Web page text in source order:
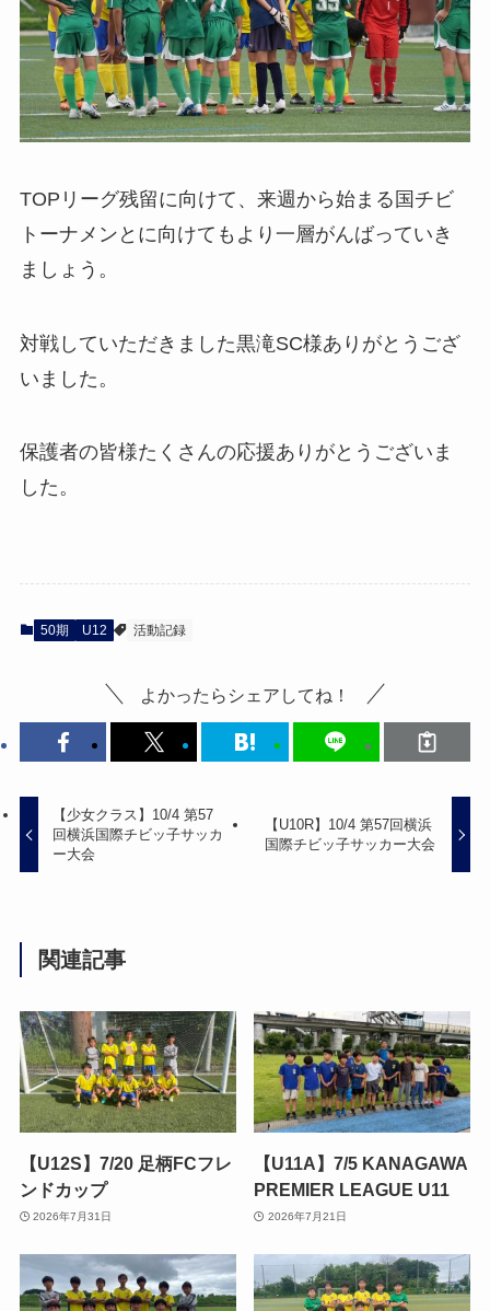
TOPリーグ残留に向けて、来週から始まる国チビ
トーナメンとに向けてもより一層がんばっていき
ましょう。
対戦していただきました黒滝SC様ありがとうござ
いました。
保護者の皆様たくさんの応援ありがとうございま
した。
50期 U12 活動記録
よかったらシェアしてね！
【少女クラス】10/4 第57
回横浜国際チビッ子サッカ
ー大会
【U10R】10/4 第57回横浜
国際チビッ子サッカー大会
関連記事
【U12S】7/20 足柄FCフレ
ンドカップ
2026年7月31日
【U11A】7/5 KANAGAWA
PREMIER LEAGUE U11
2026年7月21日